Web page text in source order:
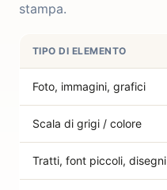
stampa.
TIPO DI ELEMENTO
Foto, immagini, grafici
Scala di grigi / colore
Tratti, font piccoli, disegni